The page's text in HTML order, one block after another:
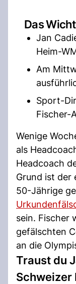
Das
Jan
Heim-
Am
Sport-
Fischer-
Wenige
als
Headcoach
Grund ist der
50-Jährige
sein. Fischer
gefälschten
an die
Traust du
Schweizer